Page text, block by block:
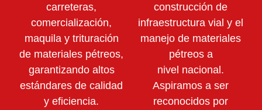
carreteras,
comercialización,
maquila y trituración
de materiales pétreos,
garantizando altos
estándares de calidad
y eficiencia.
construcción de
infraestructura vial y el
manejo de materiales
pétreos a
nivel nacional.
Aspiramos a ser
reconocidos por